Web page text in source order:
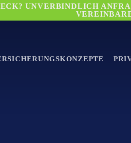
UNVERBINDLICH